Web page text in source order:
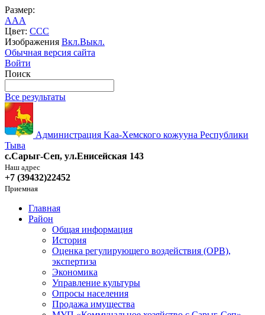
Размер:
AAA
Цвет: CCC
Изображения Вкл.Выкл.
Обычная версия сайта
Войти
Поиск
Все результаты
Администрация Kaa-Хемского кожууна Республики
Тыва
с.Сарыг-Сеп, ул.Енисейская 143
Наш адрес
+7 (39432)22452
Приемная
Главная
Район
Общая информация
История
Оценка регулирующего воздействия (ОРВ),
экспертиза
Экономика
Управление культуры
Опросы населения
Продажа имущества